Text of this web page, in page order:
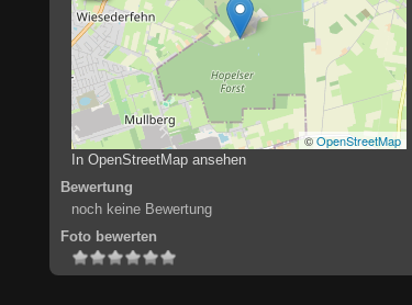
©OpenStreetMap
In OpenStreetMap ansehen
Bewertung
noch keine Bewertung
Foto bewerten